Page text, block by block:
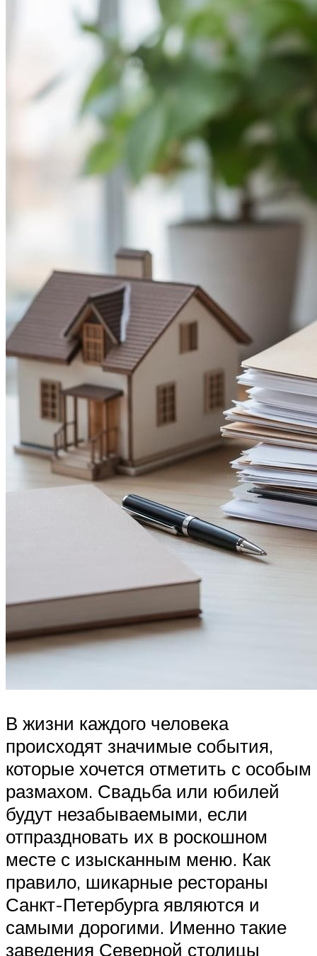
В жизни каждого человека
происходят значимые события,
которые хочется отметить с особым
размахом. Свадьба или юбилей
будут незабываемыми, если
отпраздновать их в роскошном
месте с изысканным меню. Как
правило, шикарные рестораны
Санкт-Петербурга являются и
самыми дорогими. Именно такие
заведения Северной столицы